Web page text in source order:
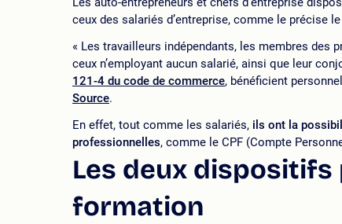
ceux des salariés d’entreprise, comme le précise
« Les travailleurs indépendants, les membres
ceux n’employant aucun salarié, ainsi que leur
121-4 du code de commerce, bénéficient
Source.
En effet, tout comme les salariés, ils ont la
professionnelles, comme le CPF (Compte
Les deux
formation